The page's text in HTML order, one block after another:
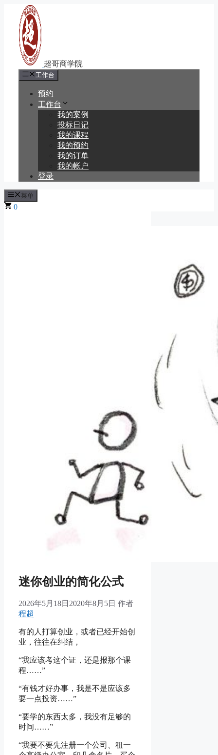
工作台
预约
工作台
我的案例
投标日记
我的课程
我的预约
我的订单
我的帐户
登录
菜单
0
迷你创业的简化公式
2026年5月18日 2020年8月5日 作者
程超
有的人打算创业，或者已经开始创
业，往往在纠结，
“我应该考这个证，还是报那个课
程……”
“有钱才好办事，我是不是应该多
要一点投资……”
“要学的东西太多，我没有足够的
时间……”
“我要不要先注册一个公司、租一